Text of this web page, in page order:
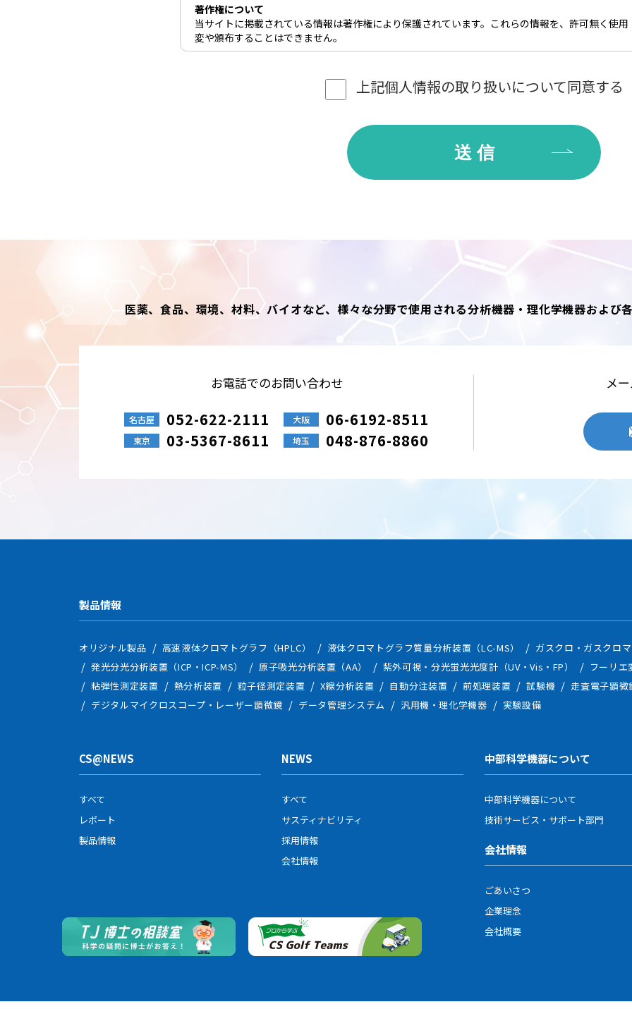
著作権について
当サイトに掲載されている情報は著作権により保護されています。これらの情報を、許可無く使
変や頒布することはできません。
当サイトへのリンクをご希望の方は、問い合わせ窓口までご連絡下さい。
当サイト上をご利用されるにあたり、次の行為を禁止します。
●第三者または中部科学機器の財産もしくはプライバシー等を侵害する行為、または侵害する恐
ト上の個人情報を利用する行為を含みます。
●公序良俗に反する行為、またはその恐れのある行為。
●他人の電子メールアドレスもしくはその他の個人情報を登録、送信する行為、または他人に成
個人情報の利用目的について
み個人情報を取得し取り扱います。
●業務、取引を遂行するために必要な場合
●中部科学機器が取り扱う商品、サービス等のご案内
●採用選考での使用
個人情報の安全管理
持・管理体制の整備・従業員教育の徹底などの必要な措置を行い個人情報の管理を行います。
個人情報の第三者提供
中部科学機器は、保有する個人情報に関して適用される日本の法令、その他規範を遵守するとと
宜見直し、その改善に努めます。
プライバシーポリシーの変更および通知
上記個人情報の取り扱いについて同意する
医薬、食品、環境、材料、バイオなど、様々な分野で使用される分析機器・理化学機器および
お電話でのお問い合わせ
名古屋 052-622-2111 大阪 06-6192-8511
東京 03-5367-8611 埼玉 048-876-8860
メ
製品情報
オリジナル製品 高速液体クロマトグラフ（HPLC） 液体クロマトグラフ質量分析装置（LC-MS）
ガスクロ・ガスクロ
発光分光分析装置（ICP・ICP-MS）
原子吸光分析装置（AA） 紫外可視・分光蛍光光度計（UV・Vis・FP）
フーリエ
粘弾性測定装置
熱分析装置 粒子径測定装置 X線分析装置 自動分注装置 前処理装置 試験機
走査電子顕微
デジタルマイクロスコープ・レーザー顕微鏡
データ管理システム 汎用機・理化学機器 実験設備
CS@NEWS
すべて
レポート
製品情報
NEWS
すべて
サスティナビリティ
採用情報
会社情報
中部科学機器について
中部科学機器について
技術サービス・サポート部門
会社情報
ごあいさつ
企業理念
会社概要